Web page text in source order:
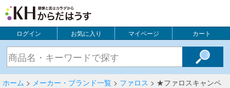
ログイン お気に入り マイページ カート
ホーム > メーカー・ブランド一覧 > ファロス > ★ファロスキャンペ